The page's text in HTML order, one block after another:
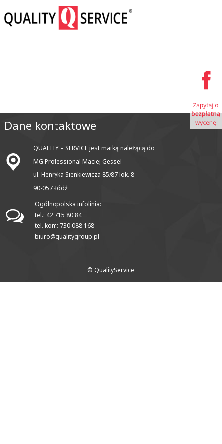
Dane kontaktowe
QUALITY – SERVICE jest marką należącą do
MG Professional Maciej Gessel
ul. Henryka Sienkiewicza 85/87 lok. 8
90-057 Łódź
Ogólnopolska infolinia:
tel.: 42 715 80 84
tel. kom: 730 088 168
biuro@qualitygroup.pl
© QualityService